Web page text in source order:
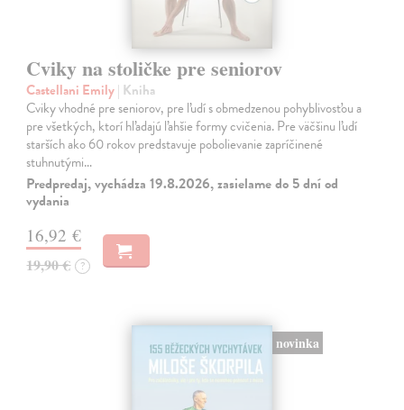
Cviky na stoličke pre seniorov
Castellani Emily| Kniha
Cviky vhodné pre seniorov, pre ľudí s obmedzenou pohyblivosťou a
pre všetkých, ktorí hľadajú ľahšie formy cvičenia. Pre väčšinu ľudí
starších ako 60 rokov predstavuje pobolievanie zapríčinené
stuhnutými…
Predpredaj, vychádza 19.8.2026, zasielame do 5 dní od
vydania
16,92 €
19,90 € ?
novinka